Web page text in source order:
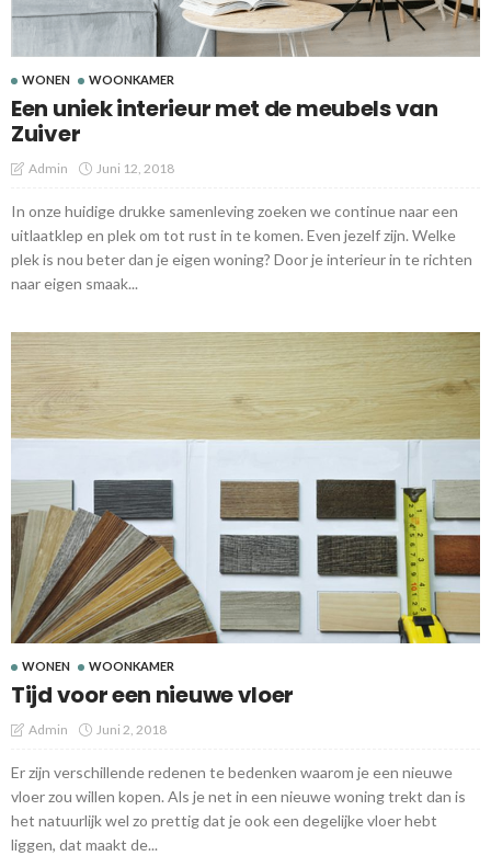
WONEN WOONKAMER
Een uniek interieur met de meubels van
Zuiver
Admin Juni 12, 2018
In onze huidige drukke samenleving zoeken we continue naar een
uitlaatklep en plek om tot rust in te komen. Even jezelf zijn. Welke
plek is nou beter dan je eigen woning? Door je interieur in te richten
naar eigen smaak...
WONEN WOONKAMER
Tijd voor een nieuwe vloer
Admin Juni 2, 2018
Er zijn verschillende redenen te bedenken waarom je een nieuwe
vloer zou willen kopen. Als je net in een nieuwe woning trekt dan is
het natuurlijk wel zo prettig dat je ook een degelijke vloer hebt
liggen, dat maakt de...